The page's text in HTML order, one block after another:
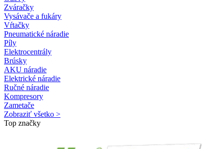
Zváračky
Vysávače a fukáry
Vŕtačky
Pneumatické náradie
Píly
Elektrocentrály
Brúsky
AKU náradie
Elektrické náradie
Ručné náradie
Kompresory
Zametače
Zobraziť všetko >
Top značky